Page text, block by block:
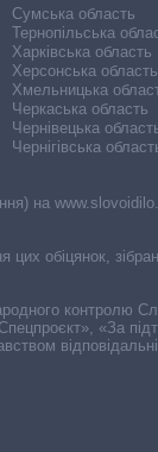
Сумська область
Тернопільська
Харківська область
Херсонська область
Хмельницька
Черкаська область
Чернівецька
Чернігівська
на
цих обіцянок,
контролю
«За